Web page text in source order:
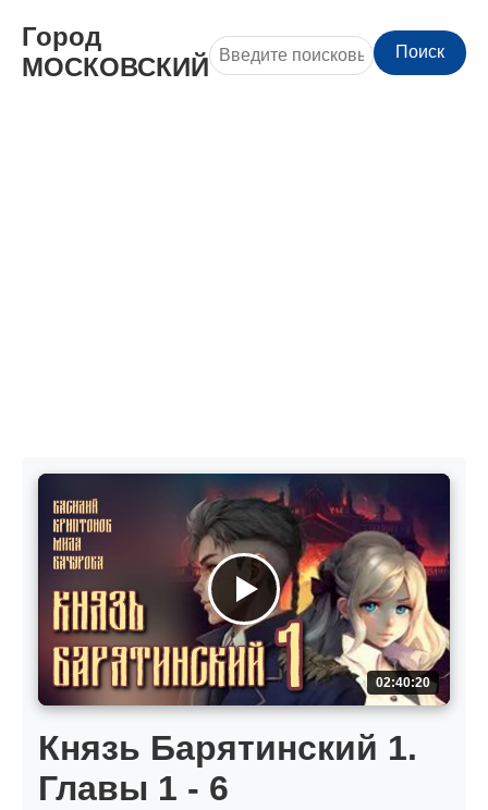
Город
МОСКОВСКИЙ
Поиск
02:40:20
Князь Барятинский 1.
Главы 1 - 6